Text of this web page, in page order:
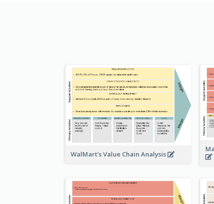
WalMart's Value Chain Analysis